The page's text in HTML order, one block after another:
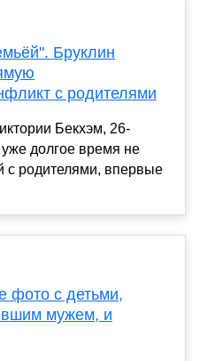
Бруклин
с родителями
Бекхэм, 26-
долгое время не
с родителями, впервые
фото с детьми,
мужем, и